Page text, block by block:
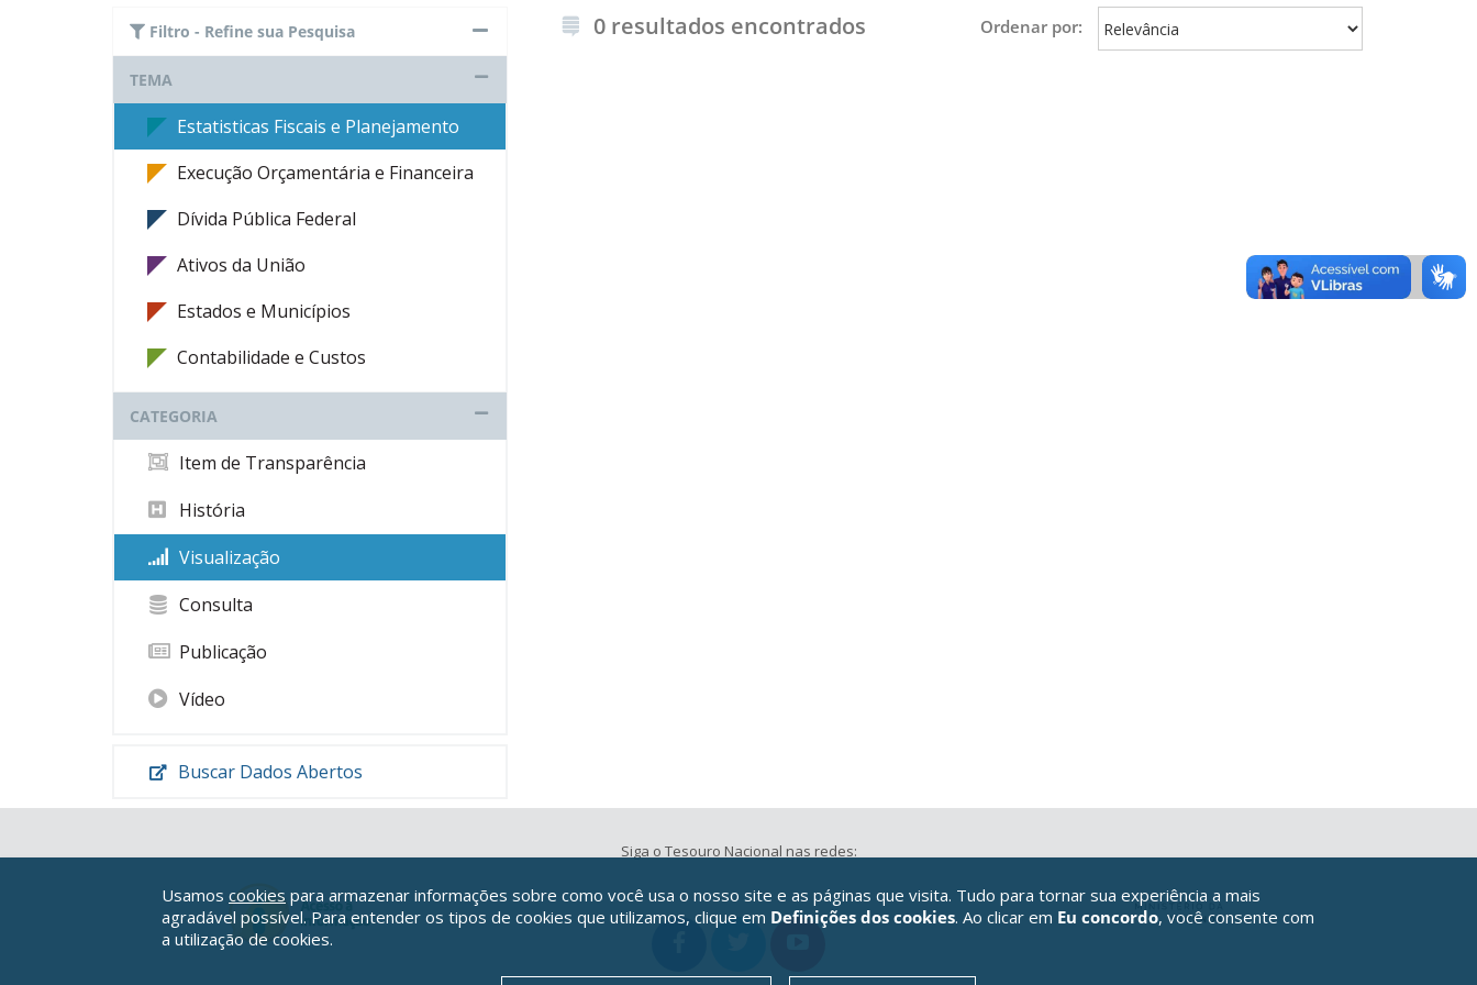
Filtro - Refine sua Pesquisa
TEMA
Estatisticas Fiscais e Planejamento
Execução Orçamentária e Financeira
Dívida Pública Federal
Ativos da União
Estados e Municípios
Contabilidade e Custos
CATEGORIA
Item de Transparência
História
Visualização
Consulta
Publicação
Vídeo
Buscar Dados Abertos
0 resultados encontrados Ordenar por:
Siga o Tesouro Nacional nas redes:
Usamos cookies para armazenar informações sobre como você usa o nosso site e as páginas que visita. Tudo para tornar sua experiência a mais
agradável possível. Para entender os tipos de cookies que utilizamos, clique em Definições dos cookies. Ao clicar em Eu concordo, você consente com
a utilização de cookies.